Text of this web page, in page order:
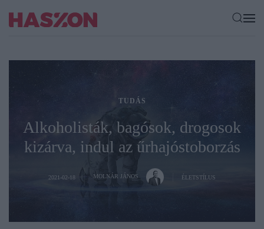
TUDÁS
Alkoholisták, bagósok, drogosok
kizárva, indul az űrhajóstoborzás
2021-02-18 MOLNÁR JÁNOS ÉLETSTÍLUS